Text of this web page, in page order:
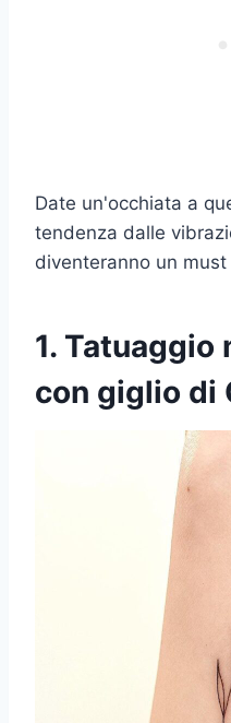
Date un'occhiata a
tendenza dalle
diventeranno un
1.
con giglio di